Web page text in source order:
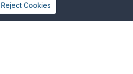
Reject Cookies